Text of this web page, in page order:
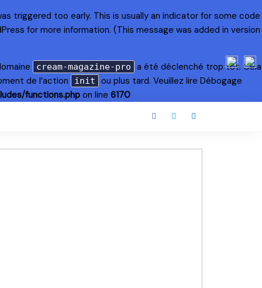
triggered too early. This is usually an indicator for some code
for more information. (This message was added in version
cream-magazine-pro
a été déclenché trop tôt. Cela
de l’action
init ou plus tard. Veuillez lire Débogage
functions.php on line 6170